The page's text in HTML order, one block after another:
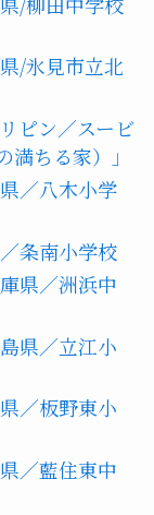
/氷見市立北
ピン／スービ
ちる家）」
／八木小学
条南小学校
県／洲浜中
県／立江小
／板野東小
／藍住東中